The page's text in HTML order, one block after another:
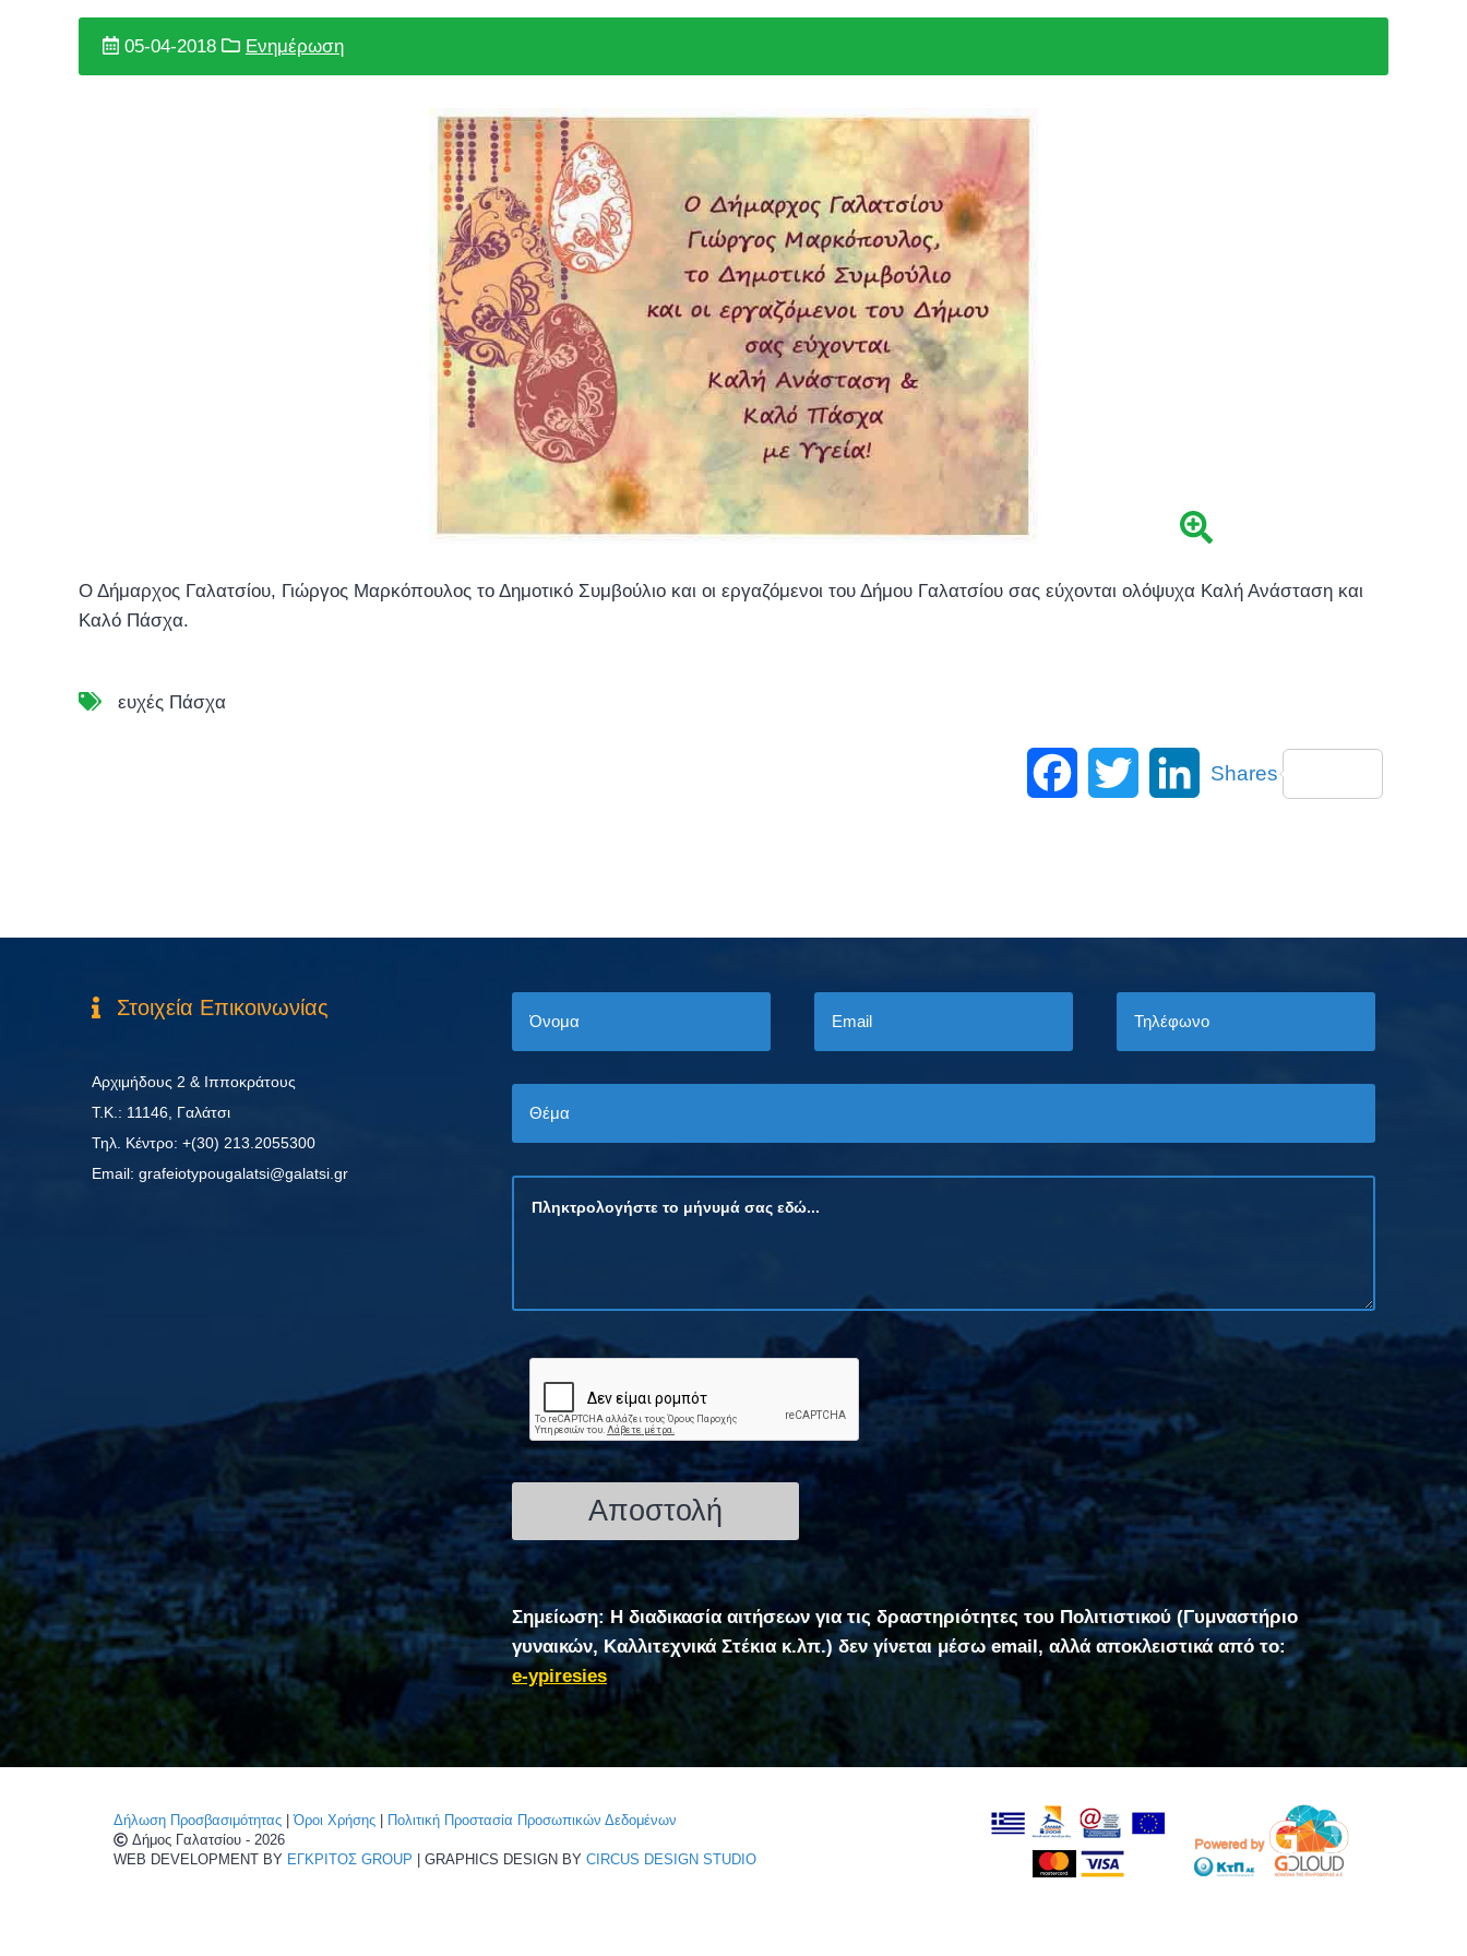
05-04-2018 Ενημέρωση
Ο Δήμαρχος Γαλατσίου, Γιώργος Μαρκόπουλος το Δημοτικό Συμβούλιο και οι εργαζόμενοι του Δήμου Γαλατσίου σας εύχονται ολόψυχα Καλή Ανάσταση και
Kαλό Πάσχα.
ευχές Πάσχα
FacebookTwitter
Shares
Στοιχεία Επικοινωνίας
Αρχιμήδους 2 & Ιπποκράτους
Τ.Κ.: 11146, Γαλάτσι
Τηλ. Κέντρο: +(30) 213.2055300
Εmail: grafeiotypougalatsi@galatsi.gr
Σημείωση: Η διαδικασία αιτήσεων για τις δραστηριότητες του Πολιτιστικού (Γυμναστήριο
γυναικών, Καλλιτεχνικά Στέκια κ.λπ.) δεν γίνεται μέσω email, αλλά αποκλειστικά από το:
e-ypiresies
Δήλωση Προσβασιμότητας |Όροι Χρήσης
Πολιτική Προστασία Προσωπικών Δεδομένων
Δήμος Γαλατσίου - 2026
WEB DEVELOPMENT BY ΕΓΚΡΙΤΟΣ GROUP | GRAPHICS DESIGN BY CIRCUS DESIGN STUDIO